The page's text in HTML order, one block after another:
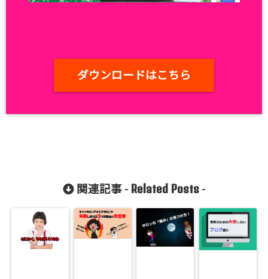
ダウンロードはこちら
関連記事 - Related Posts-